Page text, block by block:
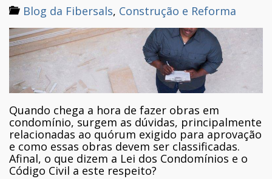
Blog da Fibersals, Construção e Reforma
Quando chega a hora de fazer obras em
condomínio, surgem as dúvidas, principalmente
relacionadas ao quórum exigido para aprovação
e como essas obras devem ser classificadas.
Afinal, o que dizem a Lei dos Condomínios e o
Código Civil a este respeito?